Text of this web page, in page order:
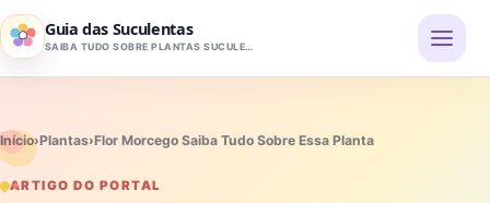
Pular para o conteúdo
Guia das Suculentas
SAIBA TUDO SOBRE PLANTAS SUCULENTAS
Início›Plantas›Flor Morcego Saiba Tudo Sobre Essa Planta
ARTIGO DO PORTAL